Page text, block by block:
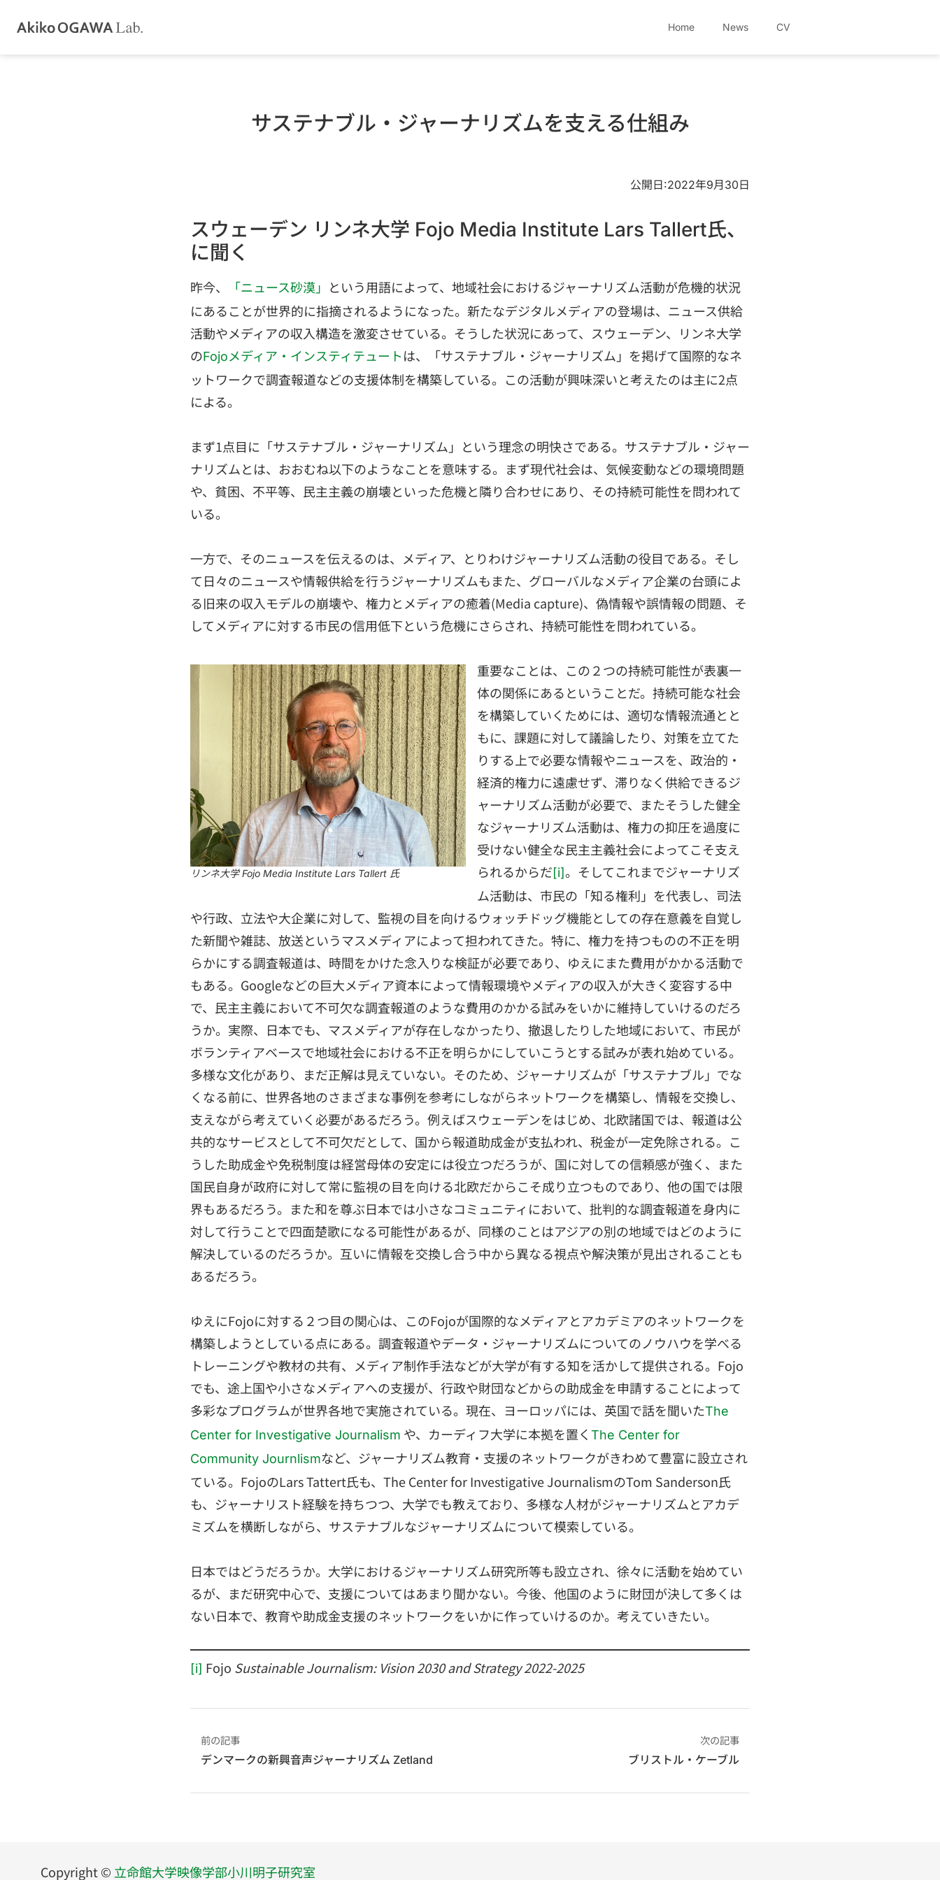
Home News CV
サステナブル・ジャーナリズムを支える仕組み
公開日:2022年9月30日
スウェーデン リンネ大学 Fojo Media Institute Lars Tallert氏、
に聞く
昨今、 「ニュース砂漠」
という用語によって、地域社会におけるジャーナリズム活動が危機的状況
にあることが世界的に指摘されるようになった。新たなデジタルメディアの登場は、ニュース供給
活動やメディアの収入構造を激変させている。そうした状況にあって、スウェーデン、リンネ大学
のFojoメディア・インスティテュート は、「サステナブル・ジャーナリズム」を掲げて国際的なネ
ットワークで調査報道などの支援体制を構築している。この活動が興味深いと考えたのは主に2点
による。
まず1点目に「サステナブル・ジャーナリズム」という理念の明快さである。サステナブル・ジャー
ナリズムとは、おおむね以下のようなことを意味する。まず現代社会は、気候変動などの環境問題
や、貧困、不平等、民主主義の崩壊といった危機と隣り合わせにあり、その持続可能性を問われて
いる。
一方で、そのニュースを伝えるのは、メディア、とりわけジャーナリズム活動の役目である。そし
て日々のニュースや情報供給を行うジャーナリズムもまた、グローバルなメディア企業の台頭によ
る旧来の収入モデルの崩壊や、権力とメディアの癒着(Media capture)、偽情報や誤情報の問題、そ
してメディアに対する市民の信用低下という危機にさらされ、持続可能性を問われている。
リンネ大学 Fojo Media Institute Lars Tallert 氏
重要なことは、この２つの持続可能性が表裏一
体の関係にあるということだ。持続可能な社会
を構築していくためには、適切な情報流通とと
もに、課題に対して議論したり、対策を立てた
りする上で必要な情報やニュースを、政治的・
経済的権力に遠慮せず、滞りなく供給できるジ
ャーナリズム活動が必要で、またそうした健全
なジャーナリズム活動は、権力の抑圧を過度に
受けない健全な民主主義社会によってこそ支え
られるからだ[i]。そしてこれまでジャーナリズ
ム活動は、市民の「知る権利」を代表し、司法
や行政、立法や大企業に対して、監視の目を向けるウォッチドッグ機能としての存在意義を自覚し
た新聞や雑誌、放送というマスメディアによって担われてきた。特に、権力を持つものの不正を明
らかにする調査報道は、時間をかけた念入りな検証が必要であり、ゆえにまた費用がかかる活動で
もある。Googleなどの巨大メディア資本によって情報環境やメディアの収入が大きく変容する中
で、民主主義において不可欠な調査報道のような費用のかかる試みをいかに維持していけるのだろ
うか。実際、日本でも、マスメディアが存在しなかったり、撤退したりした地域において、市民が
ボランティアベースで地域社会における不正を明らかにしていこうとする試みが表れ始めている。
多様な文化があり、まだ正解は見えていない。そのため、ジャーナリズムが「サステナブル」でな
くなる前に、世界各地のさまざまな事例を参考にしながらネットワークを構築し、情報を交換し、
支えながら考えていく必要があるだろう。例えばスウェーデンをはじめ、北欧諸国では、報道は公
共的なサービスとして不可欠だとして、国から報道助成金が支払われ、税金が一定免除される。こ
うした助成金や免税制度は経営母体の安定には役立つだろうが、国に対しての信頼感が強く、また
国民自身が政府に対して常に監視の目を向ける北欧だからこそ成り立つものであり、他の国では限
界もあるだろう。また和を尊ぶ日本では小さなコミュニティにおいて、批判的な調査報道を身内に
対して行うことで四面楚歌になる可能性があるが、同様のことはアジアの別の地域ではどのように
解決しているのだろうか。互いに情報を交換し合う中から異なる視点や解決策が見出されることも
あるだろう。
ゆえにFojoに対する２つ目の関心は、このFojoが国際的なメディアとアカデミアのネットワークを
構築しようとしている点にある。調査報道やデータ・ジャーナリズムについてのノウハウを学べる
トレーニングや教材の共有、メディア制作手法などが大学が有する知を活かして提供される。Fojo
でも、途上国や小さなメディアへの支援が、行政や財団などからの助成金を申請することによって
多彩なプログラムが世界各地で実施されている。現在、ヨーロッパには、英国で話を聞いたThe
Center for Investigative Journalism や、カーディフ大学に本拠を置く The Center for
Community Journlismなど、ジャーナリズム教育・支援のネットワークがきわめて豊富に設立され
ている。FojoのLars Tattert氏も、The Center for Investigative JournalismのTom Sanderson氏
も、ジャーナリスト経験を持ちつつ、大学でも教えており、多様な人材がジャーナリズムとアカデ
ミズムを横断しながら、サステナブルなジャーナリズムについて模索している。
日本ではどうだろうか。大学におけるジャーナリズム研究所等も設立され、徐々に活動を始めてい
るが、まだ研究中心で、支援についてはあまり聞かない。今後、他国のように財団が決して多くは
ない日本で、教育や助成金支援のネットワークをいかに作っていけるのか。考えていきたい。
[i] Fojo Sustainable Journalism: Vision 2030 and Strategy 2022-2025
前の記事
デンマークの新興音声ジャーナリズム Zetland
次の記事
ブリストル・ケーブル
Copyright © 立命館大学映像学部小川明子研究室